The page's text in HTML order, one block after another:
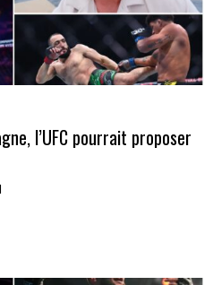
l’UFC pourrait proposer